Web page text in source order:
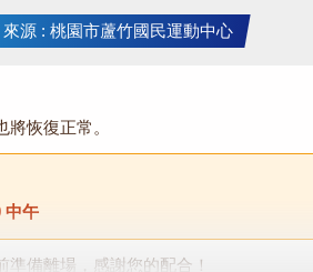
來源 : 桃園市蘆竹國民運動中心
恢復正常。
中午
備離場，感謝您的配合！